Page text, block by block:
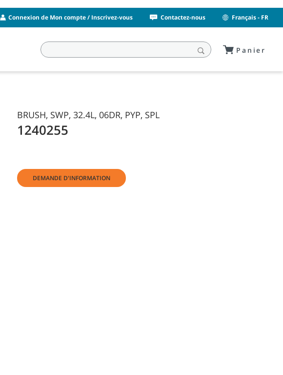
Connexion de Mon compte / Inscrivez-vous Contactez-nous Français - FR
Panier
BRUSH, SWP, 32.4L, 06DR, PYP, SPL
1240255
DEMANDE D'INFORMATION